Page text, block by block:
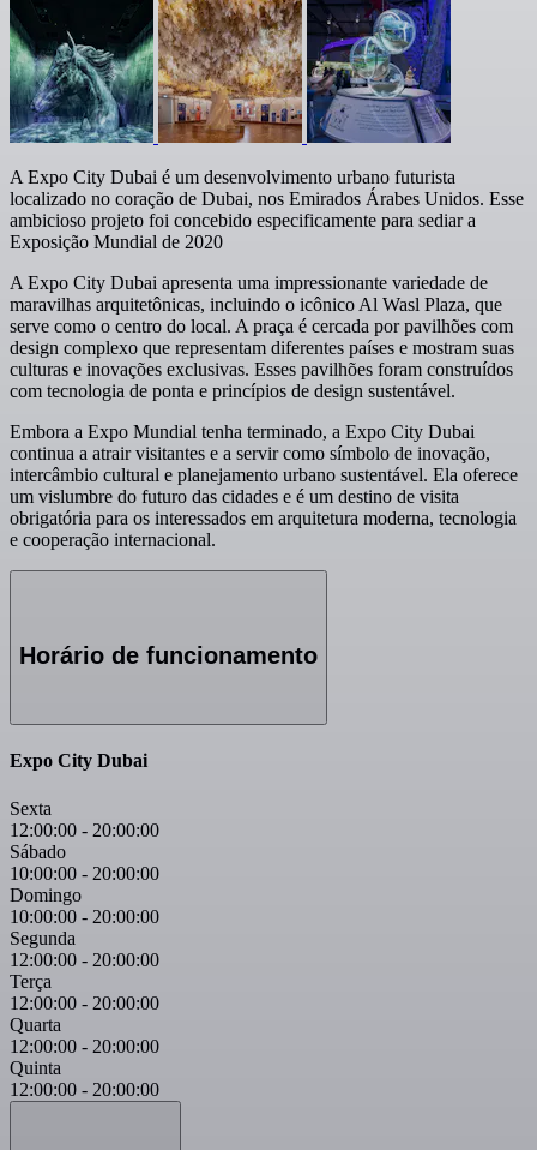
A Expo City Dubai é um desenvolvimento urbano futurista
localizado no coração de Dubai, nos Emirados Árabes Unidos. Esse
ambicioso projeto foi concebido especificamente para sediar a
Exposição Mundial de 2020
A Expo City Dubai apresenta uma impressionante variedade de
maravilhas arquitetônicas, incluindo o icônico Al Wasl Plaza, que
serve como o centro do local. A praça é cercada por pavilhões com
design complexo que representam diferentes países e mostram suas
culturas e inovações exclusivas. Esses pavilhões foram construídos
com tecnologia de ponta e princípios de design sustentável.
Embora a Expo Mundial tenha terminado, a Expo City Dubai
continua a atrair visitantes e a servir como símbolo de inovação,
intercâmbio cultural e planejamento urbano sustentável. Ela oferece
um vislumbre do futuro das cidades e é um destino de visita
obrigatória para os interessados em arquitetura moderna, tecnologia
e cooperação internacional.
Horário de funcionamento
Expo City Dubai
Sexta
12:00:00 - 20:00:00
Sábado
10:00:00 - 20:00:00
Domingo
10:00:00 - 20:00:00
Segunda
12:00:00 - 20:00:00
Terça
12:00:00 - 20:00:00
Quarta
12:00:00 - 20:00:00
Quinta
12:00:00 - 20:00:00